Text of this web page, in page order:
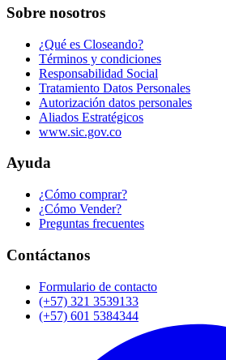
Sobre nosotros
¿Qué es Closeando?
Términos y condiciones
Responsabilidad Social
Tratamiento Datos Personales
Autorización datos personales
Aliados Estratégicos
www.sic.gov.co
Ayuda
¿Cómo comprar?
¿Cómo Vender?
Preguntas frecuentes
Contáctanos
Formulario de contacto
(+57) 321 3539133
(+57) 601 5384344